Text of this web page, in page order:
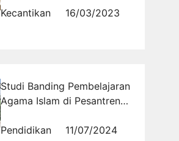
Kecantikan
16/03/2023
Studi Banding Pembelajaran
Agama Islam di Pesantren
Kasus Al Masoem
Pendidikan 11/07/2024